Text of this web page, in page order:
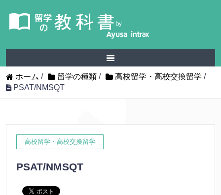
ホーム / 留学の種類 / 高校留学・高校交換留学 /
PSAT/NMSQT
高校留学・高校交換留学
PSAT/NMSQT